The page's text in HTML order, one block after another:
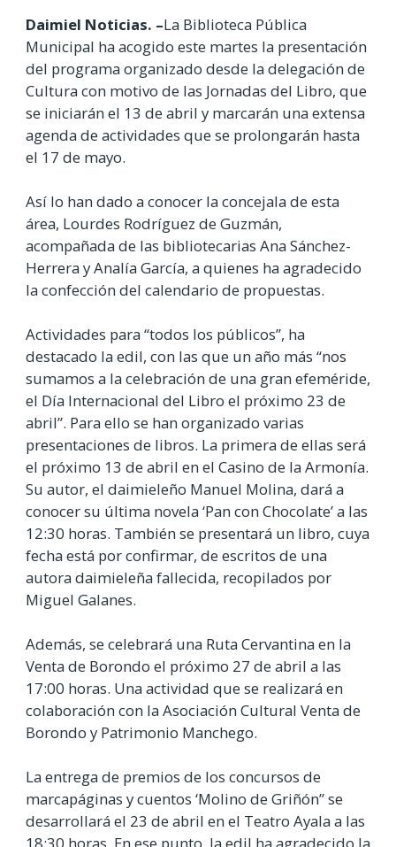
Daimiel Noticias. –La Biblioteca Pública
Municipal ha acogido este martes la presentación
del programa organizado desde la delegación de
Cultura con motivo de las Jornadas del Libro, que
se iniciarán el 13 de abril y marcarán una extensa
agenda de actividades que se prolongarán hasta
el 17 de mayo.
Así lo han dado a conocer la concejala de esta
área, Lourdes Rodríguez de Guzmán,
acompañada de las bibliotecarias Ana Sánchez-
Herrera y Analía García, a quienes ha agradecido
la confección del calendario de propuestas.
Actividades para “todos los públicos”, ha
destacado la edil, con las que un año más “nos
sumamos a la celebración de una gran efeméride,
el Día Internacional del Libro el próximo 23 de
abril”. Para ello se han organizado varias
presentaciones de libros. La primera de ellas será
el próximo 13 de abril en el Casino de la Armonía.
Su autor, el daimieleño Manuel Molina, dará a
conocer su última novela ‘Pan con Chocolate’ a las
12:30 horas. También se presentará un libro, cuya
fecha está por confirmar, de escritos de una
autora daimieleña fallecida, recopilados por
Miguel Galanes.
Además, se celebrará una Ruta Cervantina en la
Venta de Borondo el próximo 27 de abril a las
17:00 horas. Una actividad que se realizará en
colaboración con la Asociación Cultural Venta de
Borondo y Patrimonio Manchego.
La entrega de premios de los concursos de
marcapáginas y cuentos ‘Molino de Griñón” se
desarrollará el 23 de abril en el Teatro Ayala a las